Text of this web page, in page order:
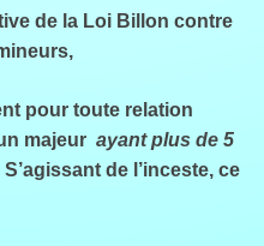
de la Loi Billon contre
pour toute relation
majeur ayant plus de 5
S’agissant de l’inceste, ce